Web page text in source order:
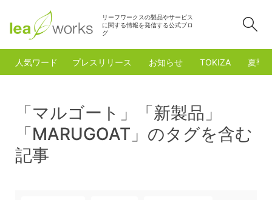
リーフワークスの製品やサービス
に関する情報を発信する公式ブロ
グ
人気ワード プレスリリース お知らせ TOKIZA 夏季
「マルゴート」「新製品」
「MARUGOAT」のタグを含む
記事